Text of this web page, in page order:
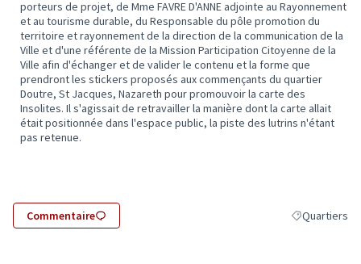
porteurs de projet, de Mme FAVRE D'ANNE adjointe au Rayonnement
et au tourisme durable, du Responsable du pôle promotion du
territoire et rayonnement de la direction de la communication de la
Ville et d'une référente de la Mission Participation Citoyenne de la
Ville afin d'échanger et de valider le contenu et la forme que
prendront les stickers proposés aux commençants du quartier
Doutre, St Jacques, Nazareth pour promouvoir la carte des
Insolites. Il s'agissait de retravailler la manière dont la carte allait
était positionnée dans l'espace public, la piste des lutrins n'étant
pas retenue.
Commentaire Filtrer les
Quartiers